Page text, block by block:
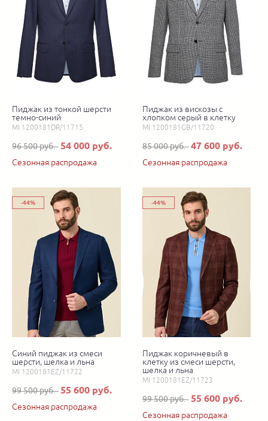
Пиджак из тонкой шерсти
темно-синий
MI 1200181DR/11715
96 500 руб.54 000 руб.
Сезонная распродажа
Пиджак из вискозы с
хлопком серый в клетку
MI 1200181GB/11720
85 000 руб. 47 600 руб.
Сезонная распродажа
-44%
Синий пиджак из смеси
шерсти, шелка и льна
MI 1200181EZ/11722
99 500 руб.55 600 руб.
Сезонная распродажа
-44%
Пиджак коричневый в
клетку из смеси шерсти,
шелка и льна
MI 1200181EZ/11723
99 500 руб. 55 600 руб.
Сезонная распродажа